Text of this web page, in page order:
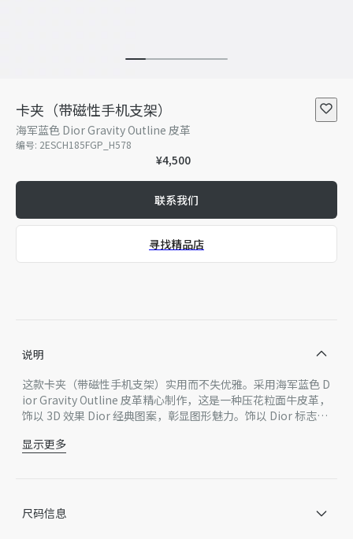
卡夹（带磁性手机支架）
海军蓝色 Dior Gravity Outline 皮革
编号: 2ESCH185FGP_H578
¥4,500
联系我们
寻找精品店
说明
这款卡夹（带磁性手机支架）实用而不失优雅。采用海军蓝色 D
ior Gravity Outline 皮革精心制作，这是一种压花粒面牛皮革，
饰以 3D 效果 Dior 经典图案，彰显图形魅力。饰以 Dior 标志提
雅，可与其他 Dior Gravity Outline 单品搭配。
主体：牛皮革
可折叠翻盖
正面饰以金属覆层铜合金 Dior 标志
显示更多
尺码信息